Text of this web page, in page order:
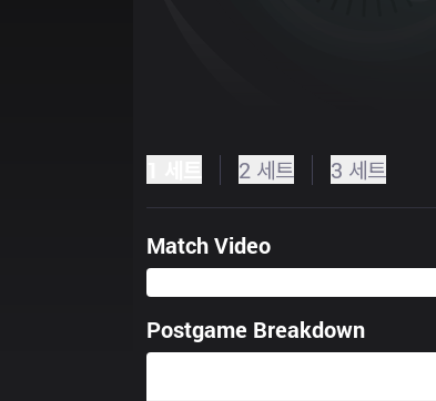
2 세트 3 세트
Match Video
Postgame Breakdown